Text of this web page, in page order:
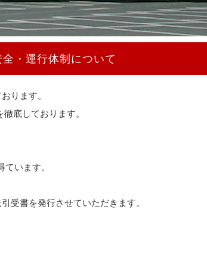
・運行体制について
ります。
底しております。
います。
受書を発行させていただきます。